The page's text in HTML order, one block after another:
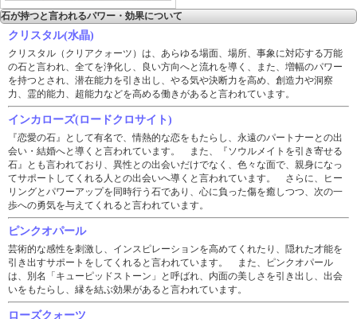
石が持つと言われるパワー・効果について
クリスタル(水晶)
クリスタル（クリアクォーツ）は、あらゆる場面、場所、事象に対応する万能
の石と言われ、全てを浄化し、良い方向へと流れを導く、また、増幅のパワー
を持つとされ、潜在能力を引き出し、やる気や決断力を高め、創造力や洞察
力、霊的能力、超能力などを高める働きがあると言われています。
インカローズ(ロードクロサイト)
『恋愛の石』として有名で、情熱的な恋をもたらし、永遠のパートナーとの出
会い・結婚へと導くと言われています。 また、『ソウルメイトを引き寄せる
石』とも言われており、異性との出会いだけでなく、色々な面で、親身になっ
てサポートしてくれる人との出会いへ導くと言われています。 さらに、ヒー
リングとパワーアップを同時行う石であり、心に負った傷を癒しつつ、次の一
歩への勇気を与えてくれると言われています。
ピンクオパール
芸術的な感性を刺激し、インスピレーションを高めてくれたり、隠れた才能を
引き出すサポートをしてくれると言われています。 また、ピンクオパール
は、別名「キューピッドストーン」と呼ばれ、内面の美しさを引き出し、出会
いをもたらし、縁を結ぶ効果があると言われています。
ローズクォーツ